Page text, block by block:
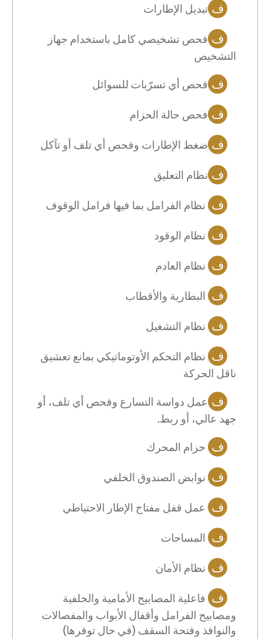
ف تبديل الإطارات
ف فحص تشخيصي كامل باستخدام جهاز
التشخيص
ف فحص أي تسرّبات للسوائل
ف فحص حالة الحزام
ف ضغط الإطارات وفحص أي تلف أو تآكل
ف نظام التعليق
ف نظام الفرامل بما فيها فرامل الوقوف
ف نظام الوقود
ف نظام العادم
ف البطارية والأقطاب
ف نظام التشغيل
ف نظام التحكم الأوتوماتيكي بمانع تعشيق
ناقل الحركة
ف عمل دواسة التسارع وفحص أي تلف، أو
جهد عالي، أو ربط.
ف حزام المحرك
ف نوابض الصندوق الخلفي
ف عمل قفل مفتاح الإطار الاحتياطي
ف المساحات
ف نظام الأمان
ف فاعلية المصابيح الأمامية والخلفية
ومصابيح الفرامل وأقفال الأبواب والمفصالات
والنوافذ وفتحة السقف (في حال توفرها)